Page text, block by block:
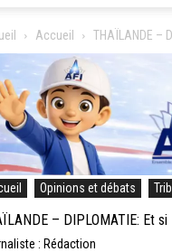
Accueil THAÏLANDE –
Opinions et débats
– DIPLOMATIE: Et
: Rédaction